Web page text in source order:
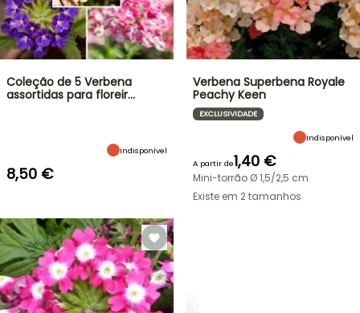
Coleção de 5 Verbena
assortidas para floreir…
Indisponível
8,50 €
Verbena Superbena Royale
Peachy Keen
EXCLUSIVIDADE
Indisponível
A partir de1,40 €
Mini-torrão Ø 1,5/2,5 cm
Existe em 2 tamanhos